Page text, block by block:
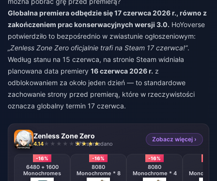
Globalna premiera odbędzie się 17 czerwca 2026 r., równo z
zakończeniem prac konserwacyjnych wersji 3.0. HoYoverse
potwierdziło to bezpośrednio w zwiastunie ogłoszeniowym:
„Zenless Zone Zero oficjalnie trafi na Steam 17 czerwca!”.
Według stanu na 15 czerwca, na stronie Steam widniała
planowana data premiery 16 czerwca 2026 r. z
odblokowaniem za około jeden dzień — to standardowe
zachowanie strony przed premierą, które w rzeczywistości
oznacza globalny termin 17 czerwca.
Zenless Zone Zero
4.14 579 sprzedano
Zobacz więcej ›
-16%
6480 + 1600
Monochromes
-16%
8080
Monochrome * 8
-16%
8080
Monochrome * 4